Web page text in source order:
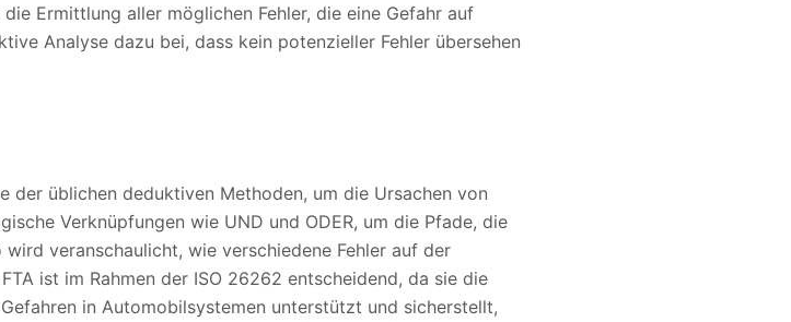
Ermittlung aller möglichen Fehler, die eine Gefahr auf
Analyse dazu bei, dass kein potenzieller Fehler übersehen
der üblichen deduktiven Methoden, um die Ursachen von
Verknüpfungen wie UND und ODER, um die Pfade, die
veranschaulicht, wie verschiedene Fehler auf der
ist im Rahmen der ISO 26262 entscheidend, da sie die
in Automobilsystemen unterstützt und sicherstellt,